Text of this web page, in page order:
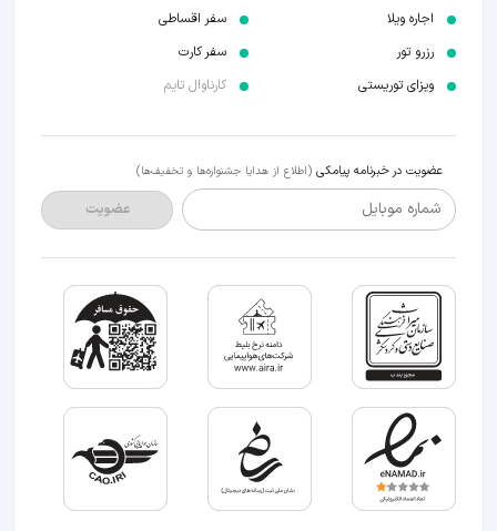
اجاره ویلا
رزرو تور
ویزای توریستی
سفر اقساطی
سفر کارت
کارناوال تایم
عضویت در خبرنامه پیامکی (اطلاع از هدایا جشنواره‌ها و تخفیف‌ها)
شماره موبایل عضویت